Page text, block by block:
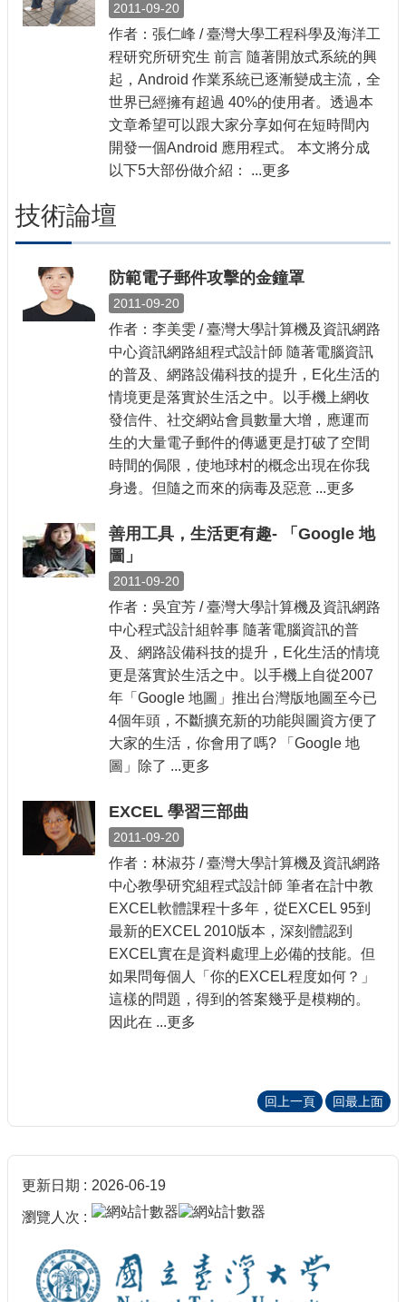
2011-09-20
作者：張仁峰 / 臺灣大學工程科學及海洋工
程研究所研究生 前言 隨著開放式系統的興
起，Android 作業系統已逐漸變成主流，全
世界已經擁有超過 40%的使用者。透過本
文章希望可以跟大家分享如何在短時間內
開發一個Android 應用程式。 本文將分成
以下5大部份做介紹： ...更多
技術論壇
防範電子郵件攻擊的金鐘罩
2011-09-20
作者：李美雯 / 臺灣大學計算機及資訊網路
中心資訊網路組程式設計師 隨著電腦資訊
的普及、網路設備科技的提升，E化生活的
情境更是落實於生活之中。以手機上網收
發信件、社交網站會員數量大增，應運而
生的大量電子郵件的傳遞更是打破了空間
時間的侷限，使地球村的概念出現在你我
身邊。但隨之而來的病毒及惡意 ...更多
善用工具，生活更有趣- 「Google 地
圖」
2011-09-20
作者：吳宜芳 / 臺灣大學計算機及資訊網路
中心程式設計組幹事 隨著電腦資訊的普
及、網路設備科技的提升，E化生活的情境
更是落實於生活之中。以手機上自從2007
年「Google 地圖」推出台灣版地圖至今已
4個年頭，不斷擴充新的功能與圖資方便了
大家的生活，你會用了嗎? 「Google 地
圖」除了 ...更多
EXCEL 學習三部曲
2011-09-20
作者：林淑芬 / 臺灣大學計算機及資訊網路
中心教學研究組程式設計師 筆者在計中教
EXCEL軟體課程十多年，從EXCEL 95到
最新的EXCEL 2010版本，深刻體認到
EXCEL實在是資料處理上必備的技能。但
如果問每個人「你的EXCEL程度如何？」
這樣的問題，得到的答案幾乎是模糊的。
因此在 ...更多
回上一頁 回最上面
更新日期 2026-06-19
瀏覽人次